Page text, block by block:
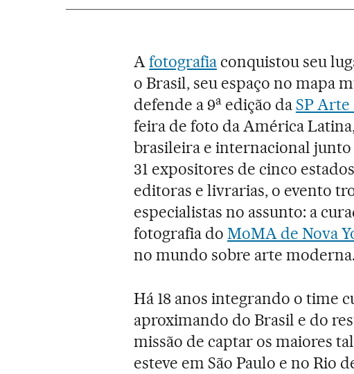
Afotografia conquistou seu
o Brasil, seu espaço no mapa
defende a 9a edição da SP Arte
feira de foto da América
brasileira e internacional junto
31 expositores de cinco
editoras e livrarias, o evento
especialistas no assunto: a
fotografia doMoMA de Nova
no mundo sobre arte moderna.
Há 18 anos integrando o time
aproximando do Brasil e do
missão de captar os maiores
esteve em São Paulo e no Rio